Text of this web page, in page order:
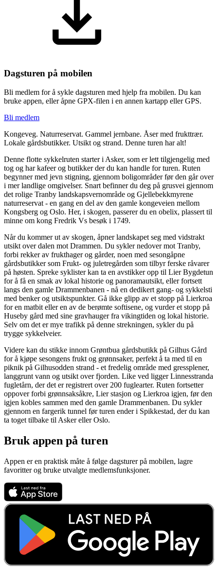
Dagsturen på mobilen
Bli medlem for å sykle dagsturen med hjelp fra mobilen. Du kan
bruke appen, eller åpne GPX-filen i en annen kartapp eller GPS.
Bli medlem
Kongeveg. Naturreservat. Gammel jernbane. Åser med frukttrær.
Lokale gårdsbutikker. Utsikt og strand. Denne turen har alt!
Denne flotte sykkelruten starter i Asker, som er lett tilgjengelig med
tog og har kafeer og butikker der du kan handle for turen. Ruten
begynner med jevn stigning, gjennom boligområder før den går over
i mer landlige omgivelser. Snart befinner du deg på grusvei gjennom
det rolige Tranby landskapsvernområde og Gjellebekkmyrene
naturreservat - en gang en del av den gamle kongeveien mellom
Kongsberg og Oslo. Her, i skogen, passerer du en obelix, plassert til
minne om kong Fredrik Vs besøk i 1749.
Når du kommer ut av skogen, åpner landskapet seg med vidstrakt
utsikt over dalen mot Drammen. Du sykler nedover mot Tranby,
forbi rekker av frukthager og gårder, noen med sesongåpne
gårdsbutikker som Frukt- og juletregården som tilbyr ferske råvarer
på høsten. Spreke syklister kan ta en avstikker opp til Lier Bygdetun
for å få en smak av lokal historie og panoramautsikt, eller fortsett
langs den gamle Drammenbanen - nå en dedikert gang- og sykkelsti
med benker og utsiktspunkter. Gå ikke glipp av et stopp på Lierkroa
for en matbit eller en av de berømte softisene, og vurder et stopp på
Huseby gård med sine gravhauger fra vikingtiden og lokal historie.
Selv om det er mye trafikk på denne strekningen, sykler du på
trygge sykkelveier.
Videre kan du stikke innom Grøntbua gårdsbutikk på Gilhus Gård
for å kjøpe sesongens frukt og grønnsaker, perfekt å ta med til en
piknik på Gilhusodden strand - et fredelig område med gressplener,
langgrunt vann og utsikt over fjorden. Like ved ligger Linnesstranda
fugletårn, der det er registrert over 200 fuglearter. Ruten fortsetter
oppover forbi grønnsaksåkre, Lier stasjon og Lierkroa igjen, før den
igjen kobles sammen med den gamle Drammenbanen. Du sykler
gjennom en fargerik tunnel før turen ender i Spikkestad, der du kan
ta toget tilbake til Asker eller Oslo.
Bruk appen på turen
Appen er en praktisk måte å følge dagsturer på mobilen, lagre
favoritter og bruke utvalgte medlemsfunksjoner.